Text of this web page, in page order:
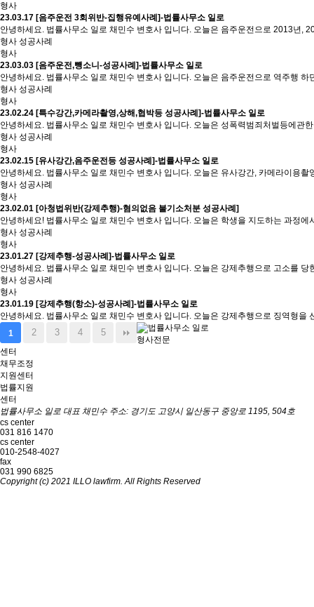
형사
23.03.17 [음주운전 3회위반-집행유예사례]-법률사무소 일로
안녕하세요. 법률사무소 일로 채민수 변호사 입니다. 오늘은 음주운전으로 2013년
형사 성공사례
형사
23.03.03 [음주운전,뺑소니-성공사례]-법률사무소 일로
안녕하세요. 법률사무소 일로 채민수 변호사 입니다. 오늘은 음주운전으로 역주행
형사 성공사례
형사
23.02.24 [특수강간,카메라촬영,상해,협박등 성공사례]-법률사무소 일로
안녕하세요. 법률사무소 일로 채민수 변호사 입니다. 오늘은 성폭력범죄처벌등에
형사 성공사례
형사
23.02.15 [유사강간,음주운전등 성공사례]-법률사무소 일로
안녕하세요. 법률사무소 일로 채민수 변호사 입니다. 오늘은 유사강간, 카메라이용
형사 성공사례
형사
23.02.01 [아청법위반(강제추행)-혐의없음 불기소처분 성공사례]
안녕하세요! 법률사무소 일로 채민수 변호사 입니다. 오늘은 학생을 지도하는 과정
형사 성공사례
형사
23.01.27 [강제추행-성공사례]-법률사무소 일로
안녕하세요. 법률사무소 일로 채민수 변호사 입니다. 오늘은 강제추행으로 고소를
형사 성공사례
형사
23.01.19 [강제추행(항소)-성공사례]-법률사무소 일로
안녕하세요. 법률사무소 일로 채민수 변호사 입니다. 오늘은 강제추행으로 징역형
1
2 3 4 5
형사전문
센터
채무조정
지원센터
법률지원
센터
법률사무소 일로 대표 채민수 주소: 경기도 고양시 일산동구 중앙로 1195, 504호
cs center
031 816 1470
cs center
010-2548-4027
fax
031 990 6825
Copyright (c) 2021 ILLO lawfirm. All Rights Reserved